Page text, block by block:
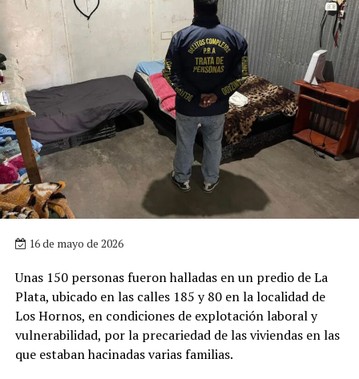
16 de mayo de 2026
Unas 150 personas fueron halladas en un predio de La
Plata, ubicado en las calles 185 y 80 en la localidad de
Los Hornos, en condiciones de explotación laboral y
vulnerabilidad, por la precariedad de las viviendas en las
que estaban hacinadas varias familias.